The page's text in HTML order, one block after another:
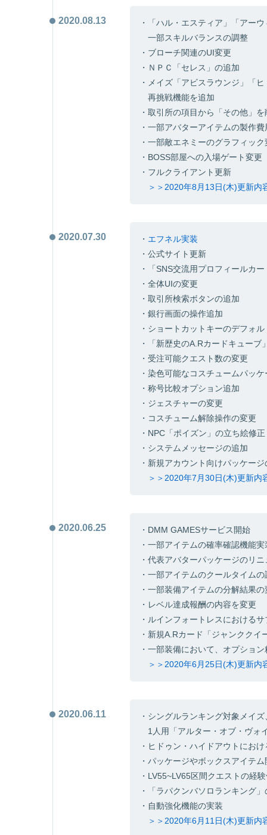
2020.08.13
・「ハル・エスティア」「アー
一部スキルバランスの調整
・ブローチ関連のUI変更
・ＮＰＣ「セレス」の追加
・メイズ「アビスラウンジ」「
再挑戦機能を追加
・取引所の項目から「その他」を
・一部アバターアイテムの製作
・一部敵エネミーのグラフィック
・BOSS部屋への入場ゲート変更
・フルクライアント更新
＞＞2020年8月13日(木)更新内
2020.07.30 ・ エフネル実装
・公式サイト更新
・「SNS交流用プロフィールカ
・全体UIの変更
・取引所検索ボタンの追加
・銀行画面の操作追加
・ショートカットキーのデフォ
・「新歴史のA.Rカードキューブ
・受注可能クエスト数の変更
・染色可能なコスチュームパッ
・称号比較オプション追加
・ジェスチャーの変更
・コスチューム解除操作の変更
・NPC「ポイズン」の立ち絵修正
・システムメッセージの追加
・新規アカウント向けパッケー
＞＞2020年7月30日(木)更新内
2020.06.25
・DMM GAMESサービス開始
・一部アイテムの確率確認機能実
・代表アバターパッケージのリ
・一部アイテムのクールタイムの
・一部装備アイテムの分解結果の
・レベル達成報酬の内容を変更
・ルインフォートレスにおける
・新規A.Rカード「ジャンククイ
・一部装備において、オプショ
＞＞2020年6月25日(木)更新内
2020.06.11
・シングルランキング対象メイズ
1人用「アルター・オブ・ヴォ
・ヒドゥン・ハイドアウトにお
・パッケージやボックスアイテ
・LV55~LV65区間クエストの経
・「ラパクンバソロランキング
・自動強化機能の実装
＞＞2020年6月11日(木)更新内